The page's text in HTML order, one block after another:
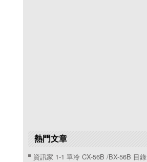
熱門文章
資訊家 1-1 單冷 CX-56B /BX-56B 目錄